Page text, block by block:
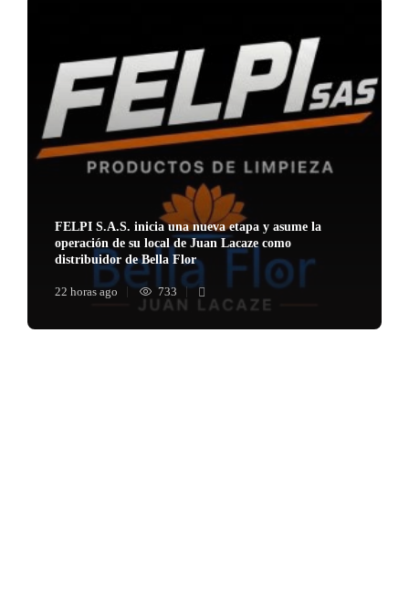
FELPI S.A.S. inicia una nueva etapa y asume la
operación de su local de Juan Lacaze como
distribuidor de Bella Flor
22 horas ago 733